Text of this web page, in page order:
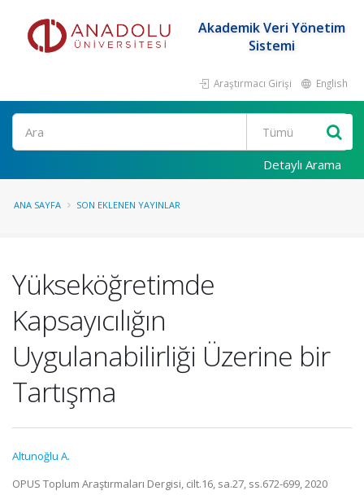
Akademik Veri Yönetim
Sistemi
Araştırmacı Girişi English
Ara
Detaylı Arama
ANA SAYFA SON EKLENEN YAYINLAR
Yükseköğretimde
Kapsayıcılığın
Uygulanabilirliği Üzerine bir
Tartışma
Altunoğlu A.
OPUS Toplum Araştırmaları Dergisi, cilt.16, sa.27, ss.672-699, 2020